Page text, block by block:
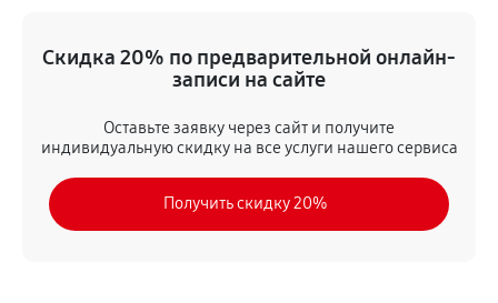
Скидка 20% по предварительной онлайн-
записи на сайте
Оставьте заявку через сайт и получите
индивидуальную скидку на все услуги нашего сервиса
Получить скидку 20%